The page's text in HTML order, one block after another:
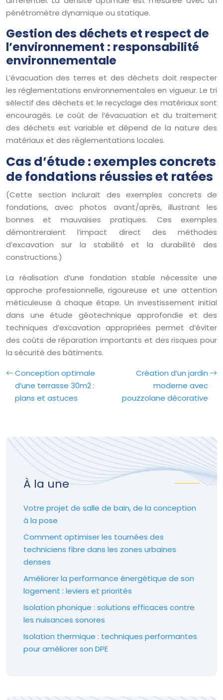
pénétromètre dynamique ou statique.
Gestion des déchets et respect de
l’environnement : responsabilité
environnementale
L’évacuation des terres et des déchets doit respecter
les réglementations environnementales en vigueur. Le tri
sélectif des déchets et le recyclage des matériaux sont
encouragés. Le coût de l’évacuation et du traitement
des déchets est variable et dépend de la nature des
matériaux et des réglementations locales.
Cas d’étude : exemples concrets
de fondations réussies et ratées
(Cette section inclurait des exemples concrets de
fondations, avec photos avant/après, illustrant les
bonnes et mauvaises pratiques. Ces exemples
démontreraient l’impact direct des méthodes
d’excavation sur la stabilité et la durabilité des
constructions.)
La réalisation d’une fondation stable nécessite une
approche professionnelle, rigoureuse et une attention
méticuleuse à chaque étape. Un investissement initial
dans une étude géotechnique approfondie et des
techniques d’excavation appropriées permet d’éviter
des coûts de réparation importants et des risques pour
la sécurité des bâtiments.
Conception optimale
d’une terrasse 30m2 :
plans et astuces
Création d’un jardin
moderne avec
pouzzolane décorative
À la une
Votre projet de salle de bain, de la conception
à la pose
Comment optimiser les tournées des
techniciens fibre dans les zones urbaines
denses
Améliorer la performance énergétique de son
logement : leviers et priorités
Isolation phonique : solutions efficaces contre
les nuisances sonores
Isolation thermique : techniques performantes
pour améliorer son DPE